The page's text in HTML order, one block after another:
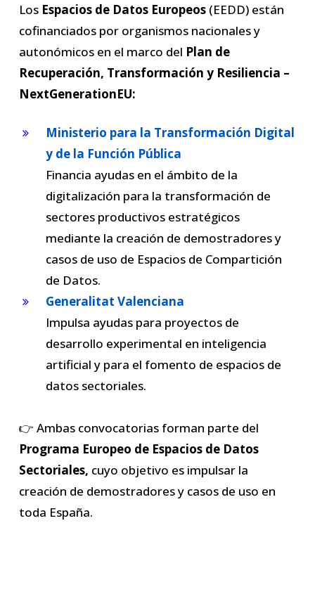
Los Espacios de Datos Europeos(EEDD) están
cofinanciados por organismos nacionales y
autonómicos en el marco del Plan de
Recuperación, Transformación y Resiliencia –
NextGenerationEU:
Ministerio para la Transformación Digital
y de la Función Pública
Financia ayudas en el ámbito de la
digitalización para la transformación de
sectores productivos estratégicos
mediante la creación de demostradores y
casos de uso de Espacios de Compartición
de Datos.
Generalitat Valenciana
Impulsa ayudas para proyectos de
desarrollo experimental en inteligencia
artificial y para el fomento de espacios de
datos sectoriales.
👉 Ambas convocatorias forman parte del
Programa Europeo de Espacios de Datos
Sectoriales, cuyo objetivo es impulsar la
creación de demostradores y casos de uso en
toda España.